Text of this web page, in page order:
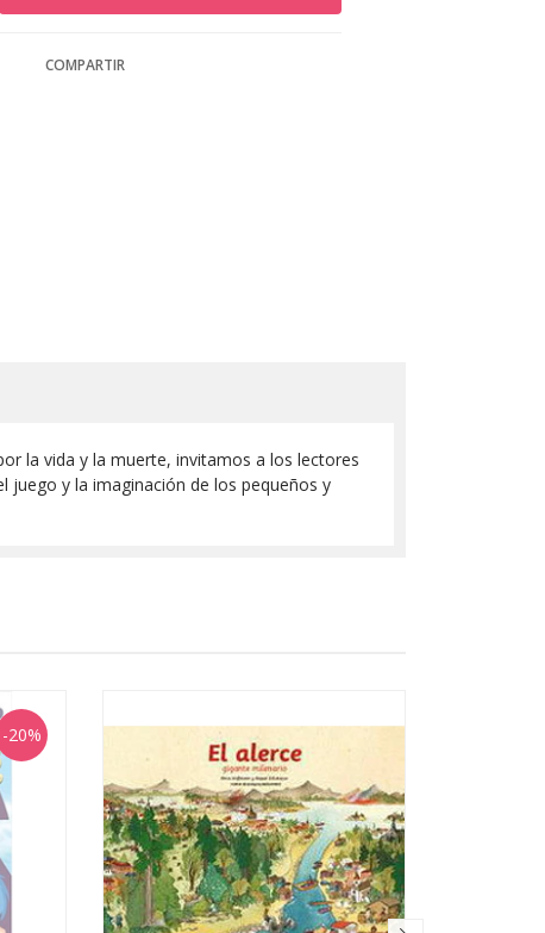
COMPARTIR
la vida y la muerte, invitamos a los lectores
juego y la imaginación de los pequeños y
-20%